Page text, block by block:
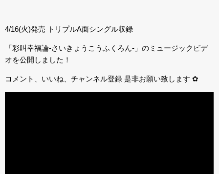
FAN CLUB
4/16(火)発売 トリプルA面シングル収録
「彩叫幸福論-さいきょうこうふくろん-」のミュージックビデ
オを公開しました！
コメント、いいね、チャンネル登録 是非お願い致します ✿